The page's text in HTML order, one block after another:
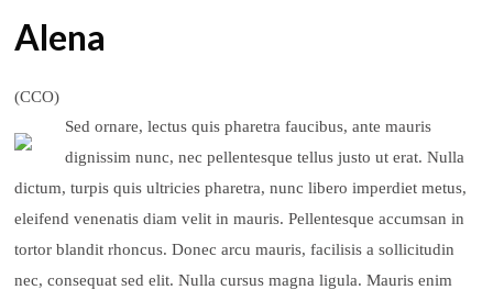
Alena
(CCO)
Sed ornare, lectus quis pharetra faucibus, ante mauris
dignissim nunc, nec pellentesque tellus justo ut erat. Nulla
dictum, turpis quis ultricies pharetra, nunc libero imperdiet metus,
eleifend venenatis diam velit in mauris. Pellentesque accumsan in
tortor blandit rhoncus. Donec arcu mauris, facilisis a sollicitudin
nec, consequat sed elit. Nulla cursus magna ligula. Mauris enim